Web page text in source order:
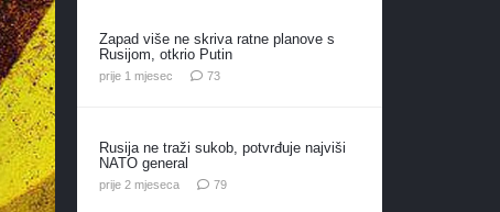
Zapad više ne skriva ratne planove s
Rusijom, otkrio Putin
prije 1 mjesec 73komentara
Rusija ne traži sukob, potvrđuje najviši
NATO general
prije 2 mjeseca 79komentara